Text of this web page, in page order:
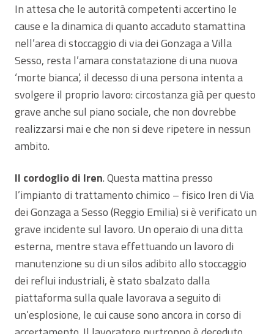
In attesa che le autorità competenti accertino le
cause e la dinamica di quanto accaduto stamattina
nell’area di stoccaggio di via dei Gonzaga a Villa
Sesso, resta l’amara constatazione di una nuova
‘morte bianca’, il decesso di una persona intenta a
svolgere il proprio lavoro: circostanza già per questo
grave anche sul piano sociale, che non dovrebbe
realizzarsi mai e che non si deve ripetere in nessun
ambito.
Il cordoglio di Iren. Questa mattina presso
l’impianto di trattamento chimico – fisico Iren di Via
dei Gonzaga a Sesso (Reggio Emilia) si è verificato un
grave incidente sul lavoro. Un operaio di una ditta
esterna, mentre stava effettuando un lavoro di
manutenzione su di un silos adibito allo stoccaggio
dei reflui industriali, è stato sbalzato dalla
piattaforma sulla quale lavorava a seguito di
un’esplosione, le cui cause sono ancora in corso di